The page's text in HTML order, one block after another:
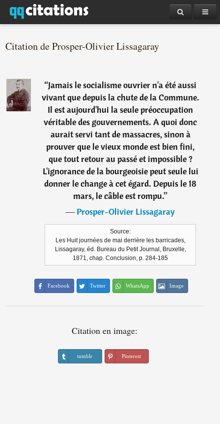
Citation de Prosper-Olivier Lissagaray
“Jamais le socialisme ouvrier n'a été aussi
vivant que depuis la chute de la Commune.
Il est aujourd'hui la seule préoccupation
véritable des gouvernements. A quoi donc
aurait servi tant de massacres, sinon à
prouver que le vieux monde est bien fini,
que tout retour au passé et impossible ?
L'ignorance de la bourgeoisie peut seule lui
donner le change à cet égard. Depuis le 18
mars, le câble est rompu.”
―Prosper-Olivier Lissagaray
Source:
Les Huit journées de mai derrière les barricades,
Lissagaray, éd. Bureau du Petit Journal, Bruxelle,
1871, chap. Conclusion, p. 284-185
Facebook Twitter WhatsApp Image
Citation en image:
tumblr Pinterest